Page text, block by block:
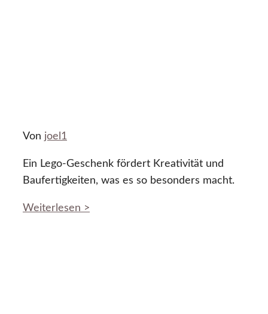
Von joel1
Ein Lego-Geschenk fördert Kreativität und
Baufertigkeiten, was es so besonders macht.
Weiterlesen >